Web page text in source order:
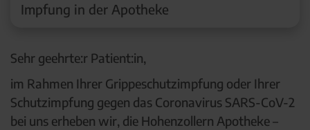
Impfung in der Apotheke
Sehr geehrte:r Patient:in,
im Rahmen Ihrer Grippeschutzimpfung oder Ihrer
Schutzimpfung gegen das Coronavirus SARS-CoV-2
bei uns erheben wir, die Hohenzollern Apotheke –